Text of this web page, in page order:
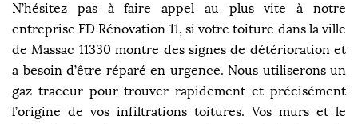
N’hésitez pas à faire appel au plus vite à notre
entreprise FD Rénovation 11, si votre toiture dans la ville
de Massac 11330 montre des signes de détérioration et
a besoin d’être réparé en urgence. Nous utiliserons un
gaz traceur pour trouver rapidement et précisément
l’origine de vos infiltrations toitures. Vos murs et le